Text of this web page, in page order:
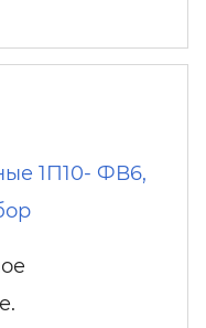
1П10- ФВ6,